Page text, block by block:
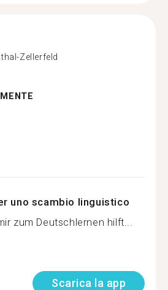
Zellerfeld
uno scambio linguistico
zum Deutschlernen hilft...
Scarica la app